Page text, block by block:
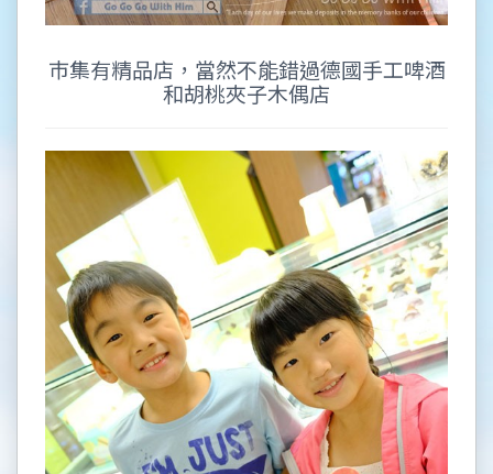
巿集有精品店，當然不能錯過德國手工啤酒
和胡桃夾子木偶店